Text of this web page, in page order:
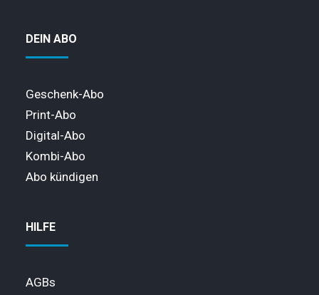
DEIN ABO
Geschenk-Abo
Print-Abo
Digital-Abo
Kombi-Abo
Abo kündigen
HILFE
AGBs